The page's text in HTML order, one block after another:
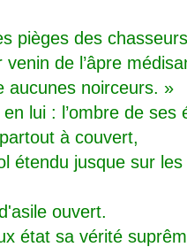
pièges des
venin de l’âpre
aucunes noirceurs. »
lui : l’ombre de ses
à couvert,
étendu jusque sur les
ouvert.
état sa vérité